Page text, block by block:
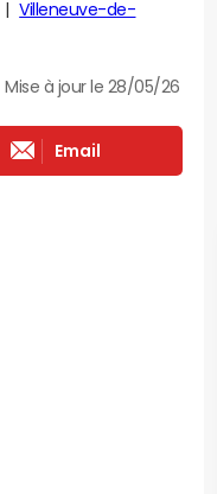
Villeneuve-de-
Mise à jour le 28/05/26
Email